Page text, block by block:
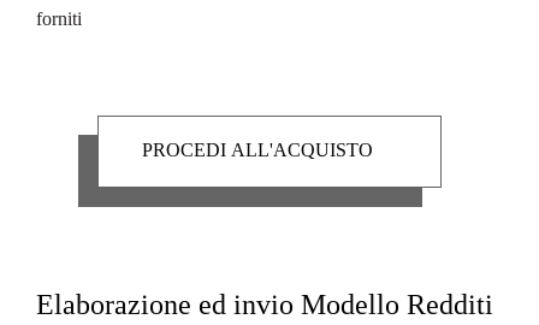
forniti
Elaborazione ed invio Modello Redditi